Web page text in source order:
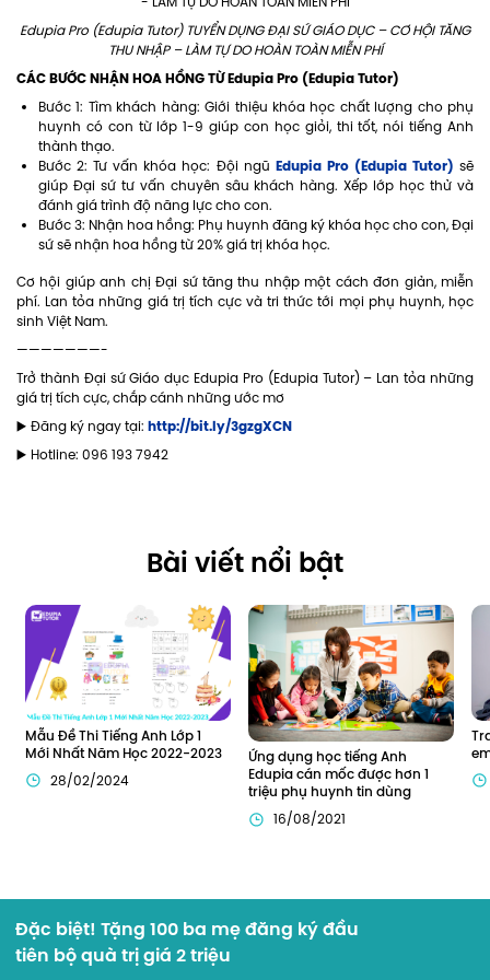
Edupia Pro (Edupia Tutor) TUYỂN DỤNG ĐẠI SỨ GIÁO DỤC – CƠ HỘI TĂNG
THU NHẬP – LÀM TỰ DO HOÀN TOÀN MIỄN PHÍ
CÁC BƯỚC NHẬN HOA HỒNG TỪ Edupia Pro (Edupia Tutor)
Bước 1: Tìm khách hàng: Giới thiệu khóa học chất lượng cho phụ
huynh có con từ lớp 1-9 giúp con học giỏi, thi tốt, nói tiếng Anh
thành thạo.
Bước 2: Tư vấn khóa học: Đội ngũ Edupia Pro (Edupia Tutor) sẽ
giúp Đại sứ tư vấn chuyên sâu khách hàng. Xếp lớp học thử và
đánh giá trình độ năng lực cho con.
Bước 3: Nhận hoa hồng: Phụ huynh đăng ký khóa học cho con, Đại
sứ sẽ nhận hoa hồng từ 20% giá trị khóa học.
Cơ hội giúp anh chị Đại sứ tăng thu nhập một cách đơn giản, miễn
phí. Lan tỏa những giá trị tích cực và tri thức tới mọi phụ huynh, học
sinh Việt Nam.
———————-
Trở thành Đại sứ Giáo dục Edupia Pro (Edupia Tutor) – Lan tỏa những
giá trị tích cực, chắp cánh những ước mơ
▶️ Đăng ký ngay tại: http://bit.ly/3gzgXCN
▶️ Hotline: 096 193 7942
Bài viết nổi bật
Mẫu Đề Thi Tiếng Anh Lớp 1
Mới Nhất Năm Học 2022-2023
28/02/2024
Ứng dụng học tiếng Anh
Edupia cán mốc được hơn 1
triệu phụ huynh tin dùng
16/08/2021
Đặc biệt! Tặng 100 ba mẹ đăng ký đầu
tiên bộ quà trị giá 2 triệu